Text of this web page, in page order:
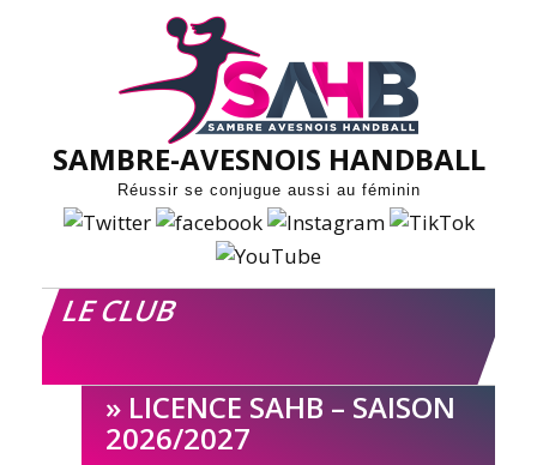
SAMBRE-AVESNOIS HANDBALL
Réussir se conjugue aussi au féminin
LE CLUB
LICENCE SAHB – SAISON
2026/2027